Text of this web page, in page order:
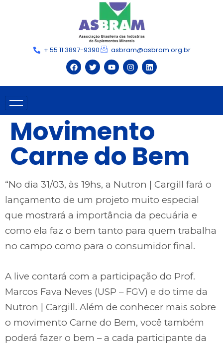
+ 55 11 3897-9390 asbram@asbram.org.br
Movimento
Carne do Bem
“No dia 31/03, às 19hs, a Nutron | Cargill fará o
lançamento de um projeto muito especial
que mostrará a importância da pecuária e
como ela faz o bem tanto para quem trabalha
no campo como para o consumidor final.
A live contará com a participação do Prof.
Marcos Fava Neves (USP – FGV) e do time da
Nutron | Cargill. Além de conhecer mais sobre
o movimento Carne do Bem, você também
poderá fazer o bem – a cada participante da